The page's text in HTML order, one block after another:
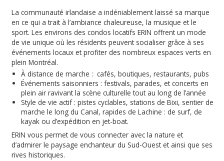
La communauté irlandaise a indéniablement laissé sa marque
en ce qui a trait à l’ambiance chaleureuse, la musique et le
sport. Les environs des condos locatifs ERIN offrent un mode
de vie unique où les résidents peuvent socialiser grâce à ses
événements locaux et profiter des nombreux espaces verts en
plein Montréal.
À distance de marche : cafés, boutiques, restaurants, pubs
Événements saisonniers : festivals, parades, et concerts en
plein air ravivant la scène culturelle tout au long de l’année
Style de vie actif : pistes cyclables, stations de Bixi, sentier de
marche le long du Canal, rapides de Lachine : de surf, de
kayak ou d’expédition en jet-boat.
ERIN vous permet de vous connecter avec la nature et
d’admirer le paysage enchanteur du Sud-Ouest et ainsi que ses
rives historiques.